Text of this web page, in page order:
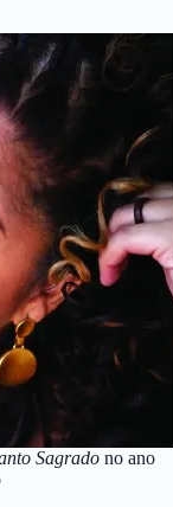
Sagrado no ano